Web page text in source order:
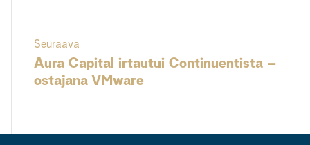
Seuraava
Aura Capital irtautui Continuentista –
ostajana VMware